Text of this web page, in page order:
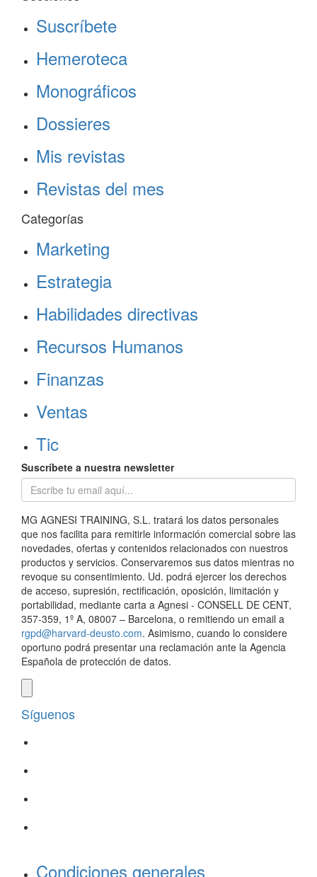
Suscríbete
Hemeroteca
Monográficos
Dossieres
Mis revistas
Revistas del mes
Categorías
Marketing
Estrategia
Habilidades directivas
Recursos Humanos
Finanzas
Ventas
Tic
Suscríbete a nuestra newsletter
MG AGNESI TRAINING, S.L. tratará los datos personales
que nos facilita para remitirle información comercial sobre las
novedades, ofertas y contenidos relacionados con nuestros
productos y servicios. Conservaremos sus datos mientras no
revoque su consentimiento. Ud. podrá ejercer los derechos
de acceso, supresión, rectificación, oposición, limitación y
portabilidad, mediante carta a Agnesi - CONSELL DE CENT,
357-359, 1º A, 08007 – Barcelona, o remitiendo un email a
rgpd@harvard-deusto.com. Asimismo, cuando lo considere
oportuno podrá presentar una reclamación ante la Agencia
Española de protección de datos.
Síguenos
Condiciones generales